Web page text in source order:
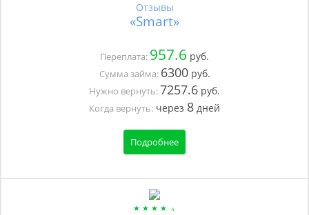
Отзывы
«Smart»
Переплата: 957.6 руб.
Сумма займа: 6300руб.
Нужно вернуть:7257.6 руб.
Когда вернуть: через 8 дней
Подробнее